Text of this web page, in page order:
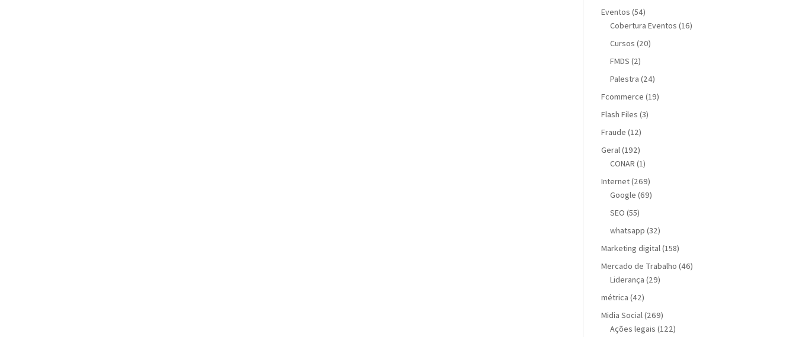
Eventos (54)
Cobertura Eventos (16)
Cursos (20)
FMDS (2)
Palestra (24)
Fcommerce (19)
Flash Files (3)
Fraude (12)
Geral(192)
CONAR (1)
Internet(269)
Google (69)
SEO (55)
whatsapp (32)
Marketing digital(158)
Mercado de Trabalho (46)
Liderança (29)
métrica (42)
Midia Social(269)
Ações legais (122)